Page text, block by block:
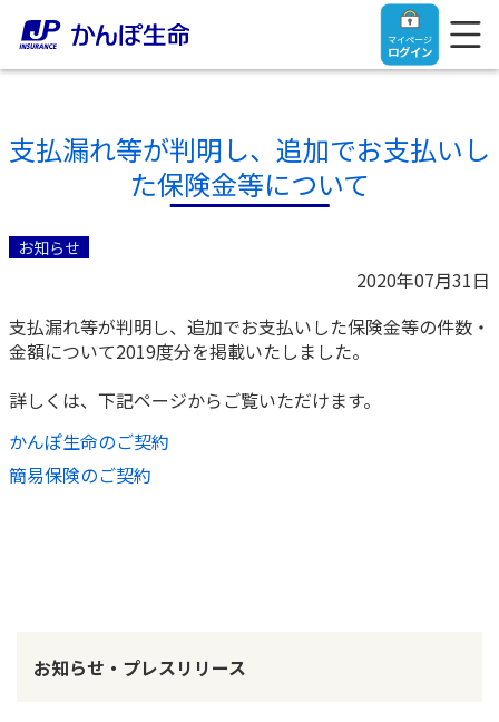
マイページ
ログイン
ご契約者さま
ご契約者さま
マイページログイン
入院保険金・手術保険金のご請求
きっかけ・できごとから探す
保険をご検討中のお客さま
保険をご検討中のお客さま
長寿支援保険
法人のお客さま
【まずはご相談ください】企業経営でお悩みの方はこ
かんぽ生命の団体取扱い
お役立ち情報
お問い合わせ
⽀払漏れ等が判明し、追加でお⽀払いし
た保険⾦等について
お知らせ
2020年07月31日
支払漏れ等が判明し、追加でお支払いした保険金等の件数・
金額について2019度分を掲載いたしました。
詳しくは、下記ページからご覧いただけます。
かんぽ生命のご契約
簡易保険のご契約
お知らせ・プレスリリース